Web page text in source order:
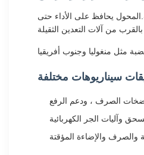
من -20 درجة مئوية إلى +40 درجة مئوية ، مع مواد عزل داخلية قادرة على تحمل درجات حرارة تزيد عن 135 درجة مئوية.المحول يحافظ على الأداء حتى
سيناريوهات مختلفة
الصرف ، ودعم الرفع
وآليات الجر الكهربائية
والصرف والإضاءة المؤقتة